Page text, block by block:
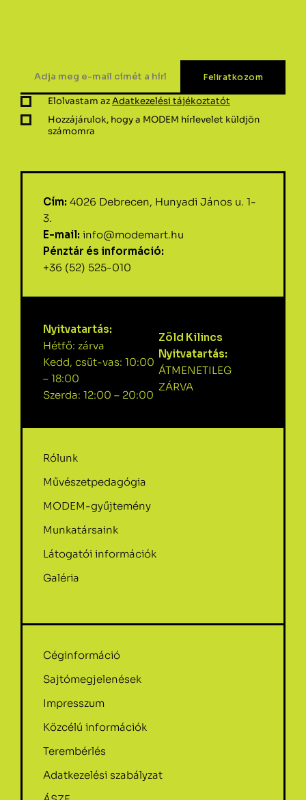
Elolvastam azAdatkezelési tájékoztatót
Hozzájárulok, hogy a MODEM hírlevelet küldjön
számomra
Cím: 4026 Debrecen, Hunyadi János u. 1-
3.
E-mail: info@modemart.hu
Pénztár és információ:
+36 (52) 525-010
Nyitvatartás:
Hétfő: zárva
Kedd, csüt-vas: 10:00
– 18:00
Szerda: 12:00 – 20:00
Zöld Kilincs
Nyitvatartás:
ÁTMENETILEG
ZÁRVA
Rólunk
Művészetpedagógia
MODEM-gyűjtemény
Munkatársaink
Látogatói információk
Galéria
Céginformáció
Sajtómegjelenések
Impresszum
Közcélú információk
Terembérlés
Adatkezelési szabályzat